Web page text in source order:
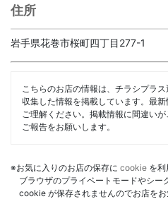
住所
岩手県花巻市桜町四丁目277-1
こちらのお店の情報は、チラシプラ
収集した情報を掲載しています。最
ご理解ください。掲載情報に間違い
ご報告をお願いします。
※お気に入りのお店の保存に cookie を利
ブラウザのプライベートモードやシー
cookie が保存されませんのでお店をお